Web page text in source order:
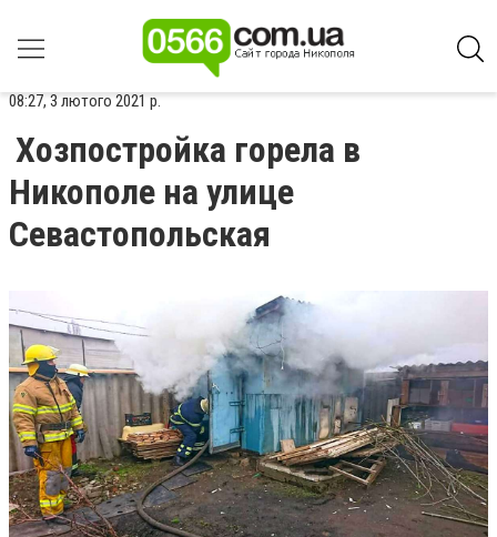
08:27, 3 лютого 2021 р.
Хозпостройка горела в
Никополе на улице
Севастопольская